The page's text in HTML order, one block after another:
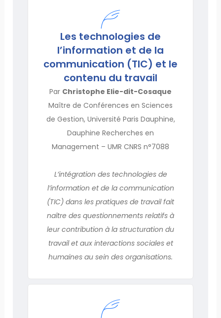
Les technologies de
l’information et de la
communication (TIC) et le
contenu du travail
Par Christophe Elie-dit-Cosaque
Maître de Conférences en Sciences
de Gestion, Université Paris Dauphine,
Dauphine Recherches en
Management – UMR CNRS n°7088
L’intégration des technologies de
l’information et de la communication
(TIC) dans les pratiques de travail fait
naître des questionnements relatifs à
leur contribution à la structuration du
travail et aux interactions sociales et
humaines au sein des organisations.